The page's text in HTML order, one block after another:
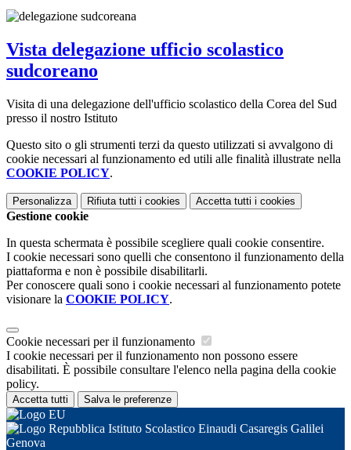
Vista delegazione ufficio scolastico
sudcoreano
Visita di una delegazione dell'ufficio scolastico della Corea del Sud
presso il nostro Istituto
Questo sito o gli strumenti terzi da questo utilizzati si avvalgono di
cookie necessari al funzionamento ed utili alle finalità illustrate nella
COOKIE POLICY.
Personalizza Rifiuta tutti i cookies Accetta tutti i cookies
Gestione cookie
In questa schermata è possibile scegliere quali cookie consentire.
I cookie necessari sono quelli che consentono il funzionamento della
piattaforma e non è possibile disabilitarli.
Per conoscere quali sono i cookie necessari al funzionamento potete
visionare la COOKIE POLICY.
Cookie necessari per il funzionamento
I cookie necessari per il funzionamento non possono essere
disabilitati. È possibile consultare l'elenco nella pagina della cookie
policy.
Accetta tutti Salva le preferenze
Istituto Scolastico Einaudi Casaregis Galilei
Genova